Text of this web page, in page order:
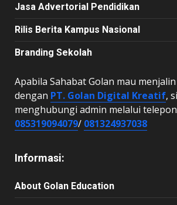
Jasa Advertorial Pendidikan
Rilis Berita Kampus Nasional
Branding Sekolah
Apabila Sahabat Golan mau
dengan PT. Golan Digital Kreatif,
menghubungi admin melalui
085319094079/ 081324937038
Informasi:
About Golan Education